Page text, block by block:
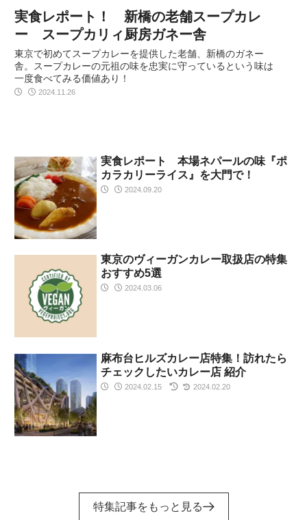
実食レポート！ 新橋の老舗スープカレ
ー スープカリィ厨房ガネー舎
東京で初めてスープカレーを提供した老舗、新橋のガネー
舎。スープカレーの元祖の味を忠実に守っているという味は
一度食べてみる価値あり！
2024.11.26
実食レポート 本場ネパールの味『ポ
カラカリーライス』を大門で！
2024.09.20
東京のヴィーガンカレー取扱店の特集
おすすめ5選
2024.03.06
麻布台ヒルズカレー店特集！訪れたら
チェックしたいカレー店 紹介
2024.02.15 2024.02.20
特集記事をもっと見る